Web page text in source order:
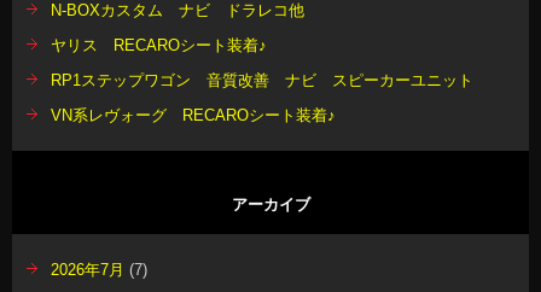
N-BOXカスタム ナビ ドラレコ他
ヤリス RECAROシート装着♪
RP1ステップワゴン 音質改善 ナビ スピーカーユニット
VN系レヴォーグ RECAROシート装着♪
アーカイブ
2026年7月 (7)